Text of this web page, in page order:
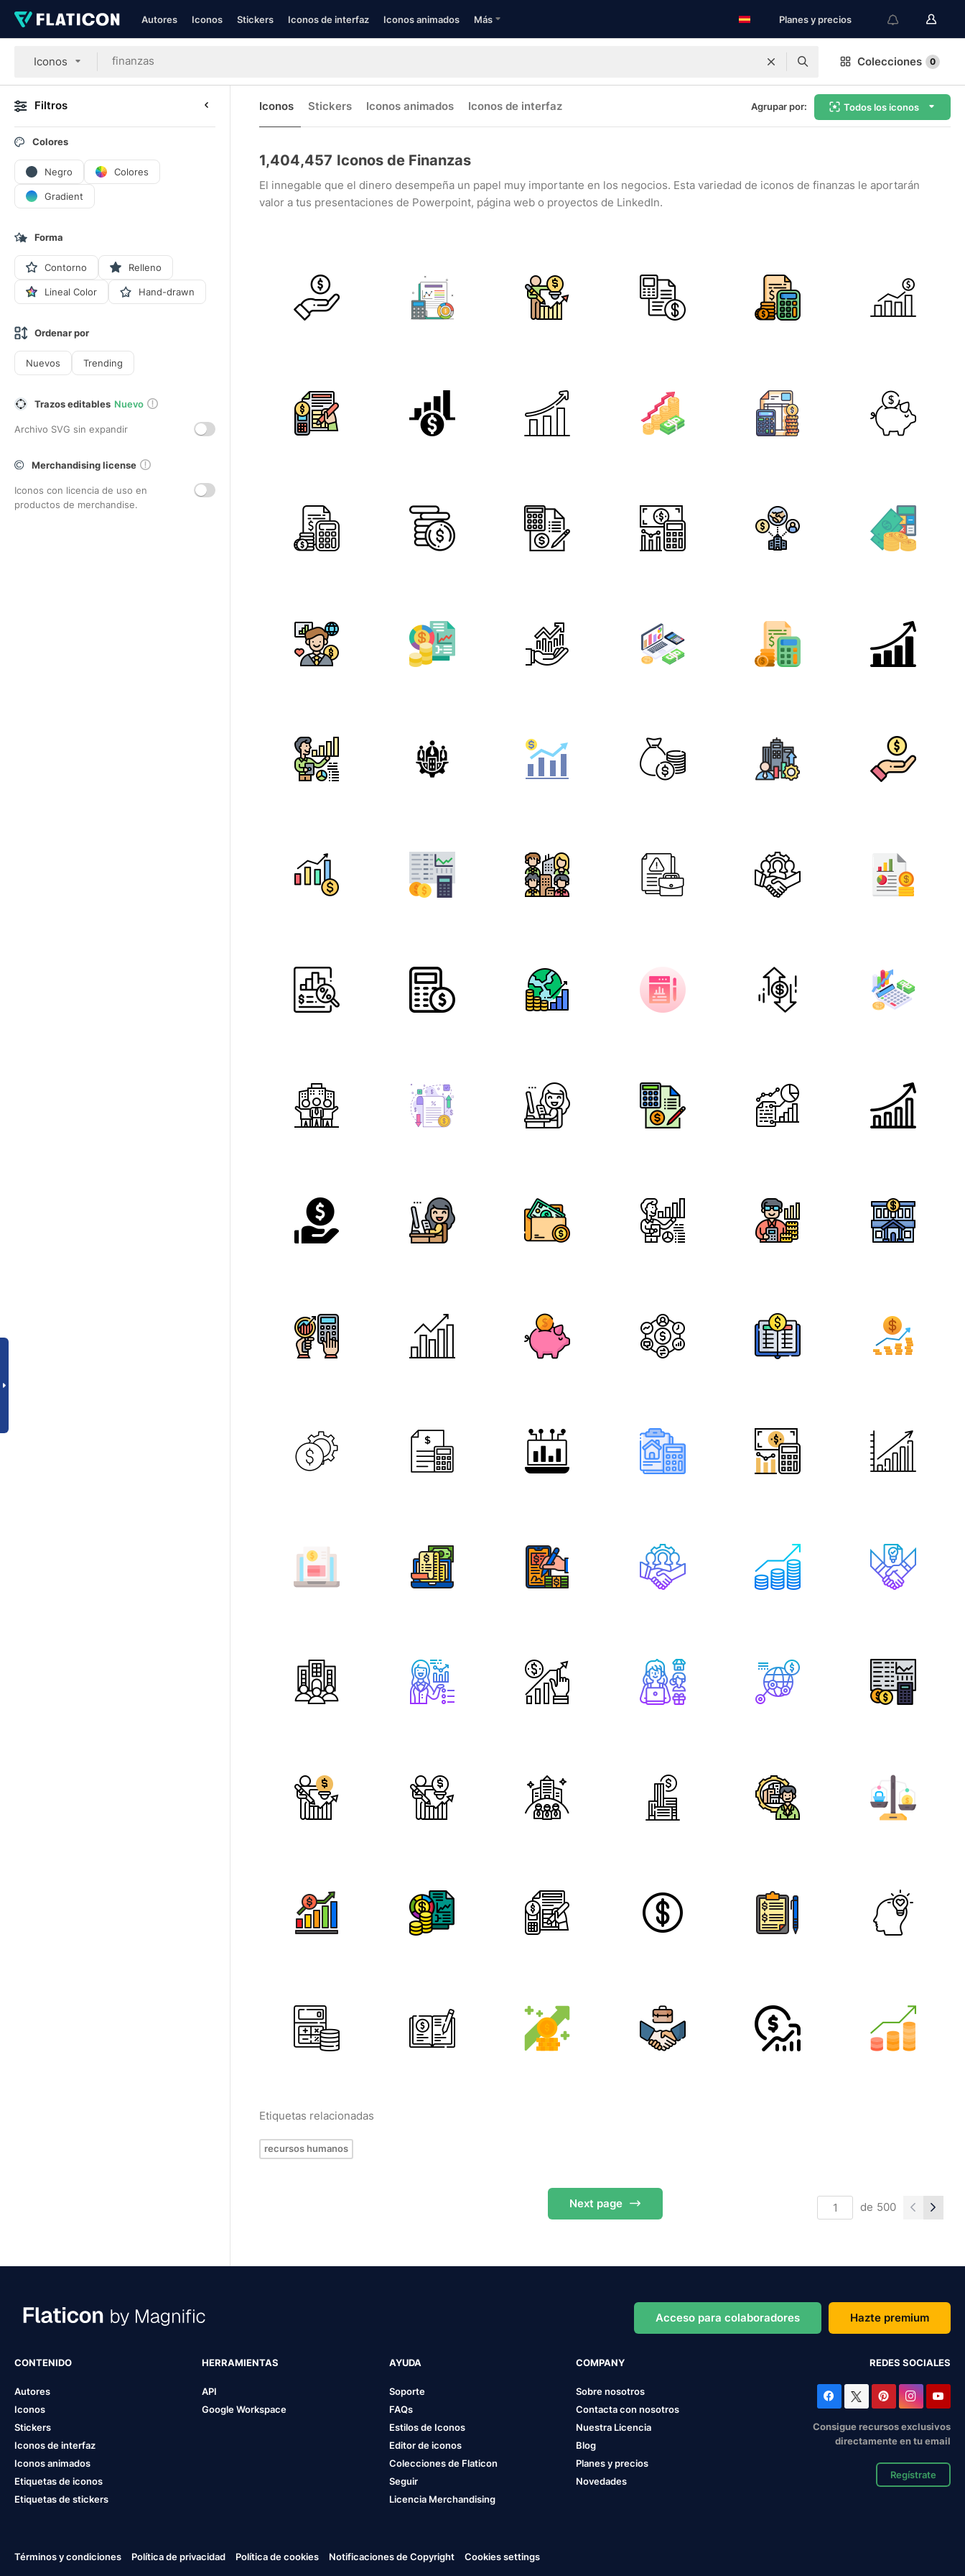
Autores Iconos Stickers Iconos de interfaz Iconos animados Más Planes y precios
Iconos Colecciones 0
Filtros
Colores
Negro Colores
Gradient
Forma
Contorno Relleno
Lineal Color Hand-drawn
Ordenar por
Nuevos Trending
Trazos editables Nuevo
Archivo SVG sin expandir
Merchandising license
Iconos con licencia de uso en
productos de merchandise.
Iconos Stickers Iconos animados Iconos de interfaz Agrupar por: Todos los iconos
1,404,457 Iconos de Finanzas
El innegable que el dinero desempeña un papel muy importante en los negocios. Esta variedad de iconos de finanzas le aportarán
valor a tus presentaciones de Powerpoint, página web o proyectos de LinkedIn.
Etiquetas relacionadas
recursos humanos
Next page de 500
Acceso para colaboradores Hazte premium
CONTENIDO
Autores
Iconos
Stickers
Iconos de interfaz
Iconos animados
Etiquetas de iconos
Etiquetas de stickers
HERRAMIENTAS
API
Google Workspace
AYUDA
Soporte
FAQs
Estilos de Iconos
Editor de iconos
Colecciones de Flaticon
Seguir
Licencia Merchandising
COMPANY
Sobre nosotros
Contacta con nosotros
Nuestra Licencia
Blog
Planes y precios
Novedades
REDES SOCIALES
Consigue recursos exclusivos
directamente en tu email
Regístrate
Términos y condiciones Política de privacidad Política de cookies Notificaciones de Copyright Cookies settings